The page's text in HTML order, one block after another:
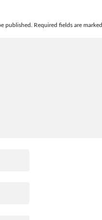
published. Required fields are marked